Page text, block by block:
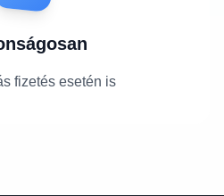
fizetés esetén is